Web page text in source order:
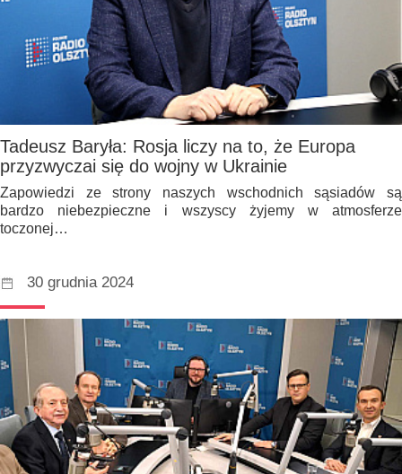
Tadeusz Baryła: Rosja liczy na to, że Europa
przyzwyczai się do wojny w Ukrainie
Zapowiedzi ze strony naszych wschodnich sąsiadów są
bardzo niebezpieczne i wszyscy żyjemy w atmosferze
toczonej…
30 grudnia 2024